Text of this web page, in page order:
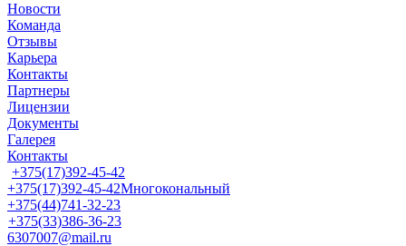
Новости
Команда
Отзывы
Карьера
Контакты
Партнеры
Лицензии
Документы
Галерея
Контакты
+375(17)392-45-42
+375(17)392-45-42Многокональный
+375(44)741-32-23
+375(33)386-36-23
6307007@mail.ru